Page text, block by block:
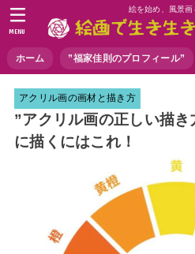
絵を始め、風景画
ホーム ”福家佳則のプロフィール”
MENU
アクリル画の画材と描き方
”アクリル画の正しい描
に描くにはこれ！